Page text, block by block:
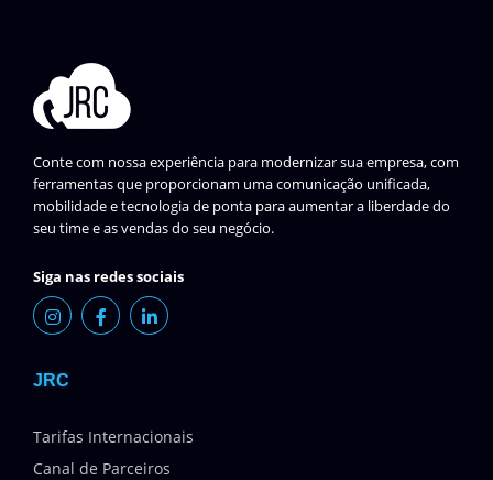
Conte com nossa experiência para modernizar sua empresa, com
ferramentas que proporcionam uma comunicação unificada,
mobilidade e tecnologia de ponta para aumentar a liberdade do
seu time e as vendas do seu negócio.
Siga nas redes sociais
JRC
Tarifas Internacionais
Canal de Parceiros